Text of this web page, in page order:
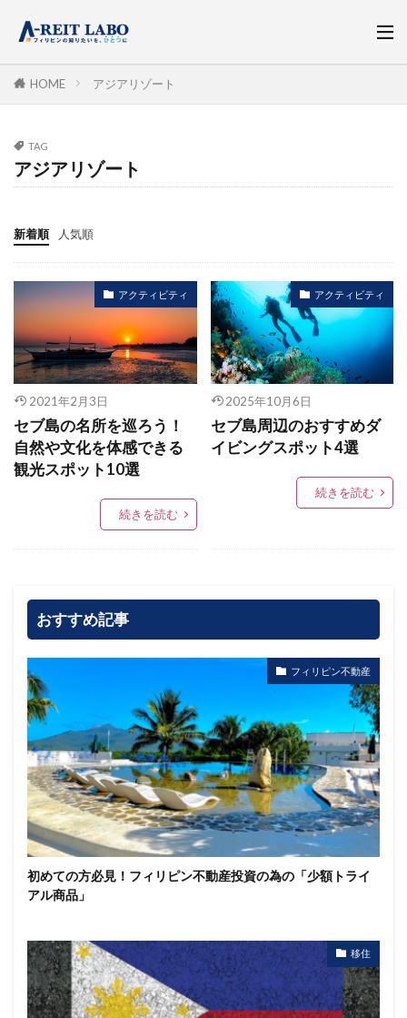
HOME アジアリゾート
TAG
アジアリゾート
新着順 人気順
アクティビティ
2021年2月3日
セブ島の名所を巡ろう！
自然や文化を体感できる
観光スポット10選
続きを読む
アクティビティ
2025年10月6日
セブ島周辺のおすすめダ
イビングスポット4選
続きを読む
おすすめ記事
フィリピン不動産
初めての方必見！フィリピン不動産投資の為の「少額トライ
アル商品」
移住